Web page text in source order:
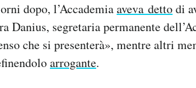
dopo, l’Accademiaaveva dettodi
Danius, segretaria permanente
che si presenterà», mentre altri
arrogante.